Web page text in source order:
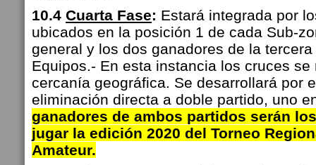
10.4 Cuarta Fase: Estará integrada por
ubicados en la posición 1 de cada Sub-
general y los dos ganadores de la
Equipos.- En esta instancia los cruces se
cercanía geográfica. Se desarrollará por
eliminación directa a doble partido, uno
ganadores de ambos partidos serán
jugar la edición 2020 del Torneo
Amateur.